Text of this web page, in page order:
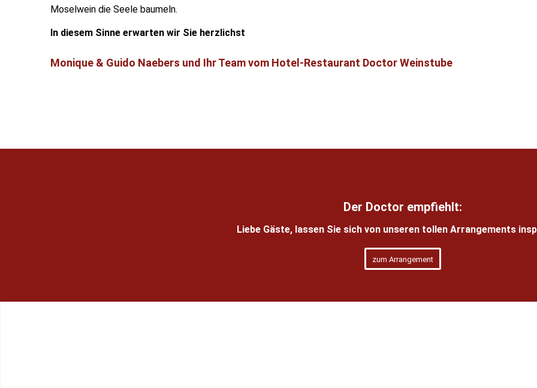
Moselwein die Seele baumeln.
In diesem Sinne erwarten wir Sie herzlichst
Monique & Guido Naebers und Ihr Team vom Hotel-Restaurant Doctor Weinstube
Der Doctor empfiehlt:
Liebe Gäste, lassen Sie sich von unseren tollen Arrangements
zum Arrangement